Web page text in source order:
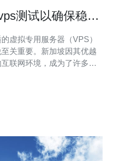
测试以确保稳定
虚拟专用服务器（VPS）
关重要。新加坡因其优越
联网环境，成为了许多用
服务器的稳定性和性能。